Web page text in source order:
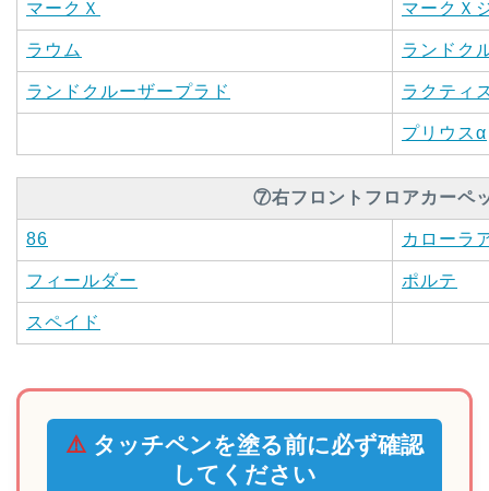
マークＸ マークＸ
ラウム ランドク
ランドクルーザープラド ラクティ
プリウスα
⑦右フロントフロアカーペ
86 カローラ
フィールダー ポルテ
スペイド
⚠️ タッチペンを塗る前に必ず確認
してください